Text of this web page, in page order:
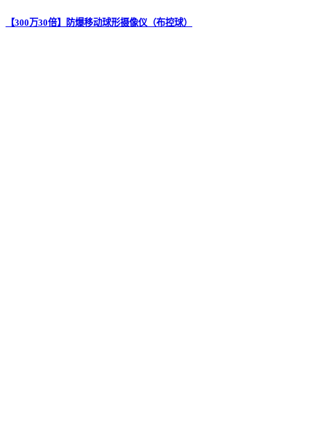
【300万30倍】防爆移动球形摄像仪（布控球）